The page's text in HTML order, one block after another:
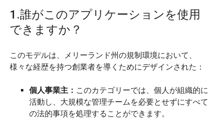
1.誰がこのアプリケーションを使用
できますか？
このモデルは、メリーランド州の規制環境において、
様々な経歴を持つ創業者を導くためにデザインされた：
個人事業主： このカテゴリーでは、個人が組織的に
活動し、大規模な管理チームを必要とせずにすべて
の法的事項を処理することができます。